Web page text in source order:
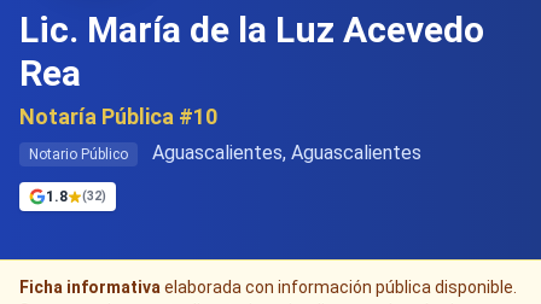
Lic. María de la Luz Acevedo
Rea
Notaría Pública #10
Notario Público Aguascalientes, Aguascalientes
1.8 (32)
Ficha informativa elaborada con información pública disponible.